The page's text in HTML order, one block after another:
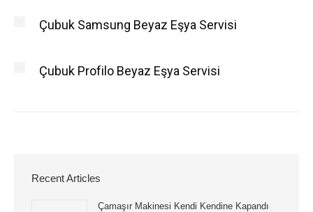
Çubuk Samsung Beyaz Eşya Servisi
Çubuk Profilo Beyaz Eşya Servisi
Recent Articles
Çamaşır Makinesi Kendi Kendine Kapandı